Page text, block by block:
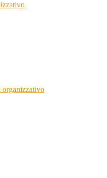
organizzativo